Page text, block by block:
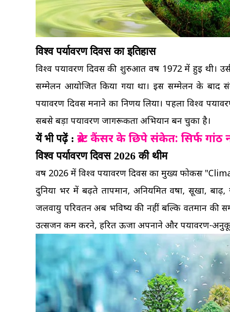
विश्व पर्यावरण दिवस का इतिहास
विश्व पर्यावरण दिवस की शुरुआत वर्ष 1972 में हुई थी।
सम्मेलन आयोजित किया गया था। इस सम्मेलन के बाद
पर्यावरण दिवस मनाने का निर्णय लिया। पहला विश्व
सबसे बड़ा पर्यावरण जागरूकता अभियान बन चुका है।
यें भी पढ़ें : ब्रेस्ट कैंसर के छिपे संकेत: सिर्फ
विश्व पर्यावरण दिवस 2026 की थीम
वर्ष 2026 में विश्व पर्यावरण दिवस का मुख्य फोकस
दुनिया भर में बढ़ते तापमान, अनियमित वर्षा, सूखा,
जलवायु परिवर्तन अब भविष्य की नहीं बल्कि वर्तमान की
उत्सर्जन कम करने, हरित ऊर्जा अपनाने और पर्यावरण-